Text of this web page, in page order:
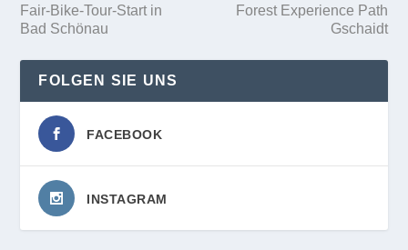
Fair-Bike-Tour-Start in
Bad Schönau
Forest Experience Path
Gschaidt
FOLGEN SIE UNS
FACEBOOK
INSTAGRAM